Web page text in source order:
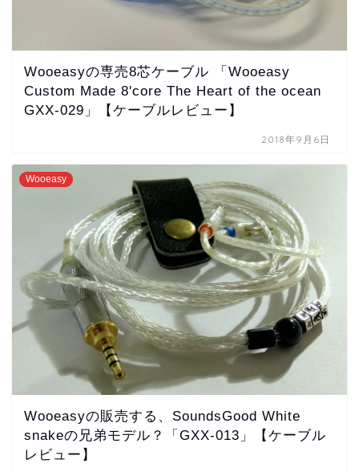
Wooeasyの専売8芯ケーブル 「Wooeasy
Custom Made 8'core The Heart of the ocean
GXX-029」【ケーブルレビュー】
2018年9月6日
Wooeasy
Wooeasyの販売する、SoundsGood White
snakeの兄弟モデル？「GXX-013」【ケーブル
レビュー】